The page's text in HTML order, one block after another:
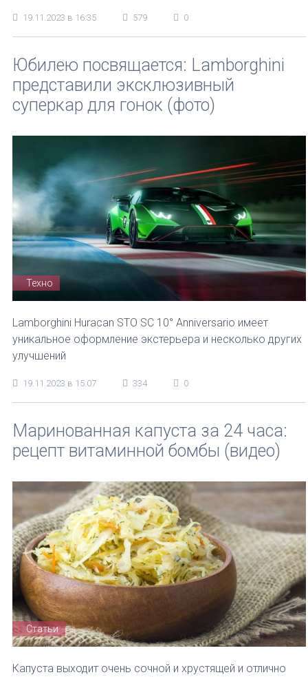
19.11.2023 в 16:35 579 0
Юбилею посвящается: Lamborghini
представили эксклюзивный
суперкар для гонок (фото)
Техно
Lamborghini Huracan STO SC 10° Anniversario имеет
уникальное оформление экстерьера и несколько других
улучшений
19.11.2023 в 15:07 334 0
Маринованная капуста за 24 часа:
рецепт витаминной бомбы (видео)
Статьи
Капуста выходит очень сочной и хрустящей и отлично